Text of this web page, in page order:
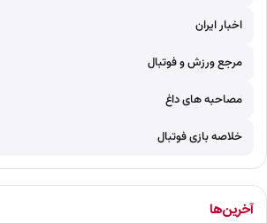
اخبار ایران
مرجع ورزش و فوتبال
مصاحبه های داغ
خلاصه بازی فوتبال
آخرین‌ها